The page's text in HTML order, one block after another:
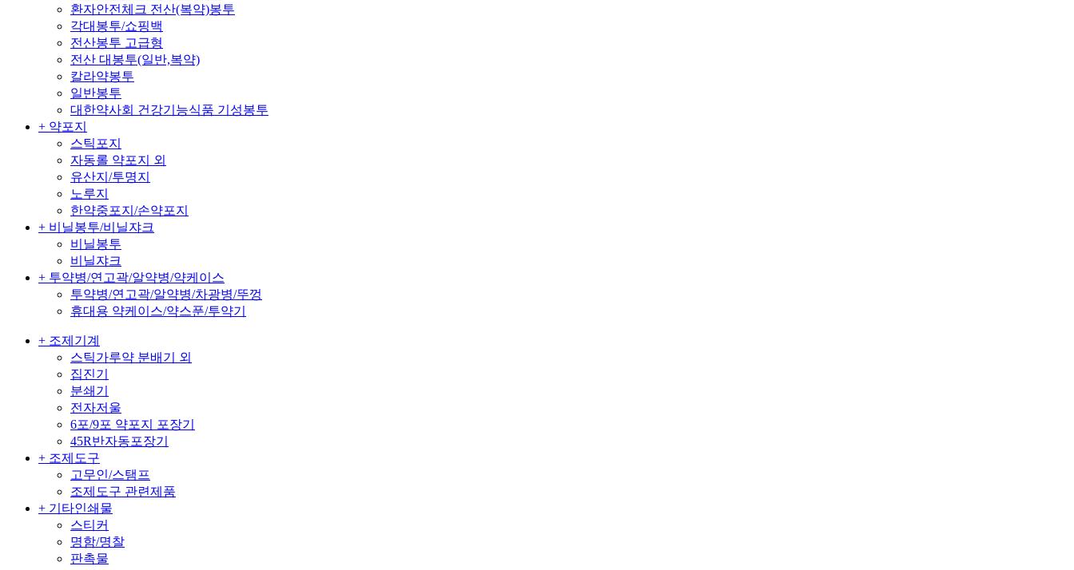
환자안전체크 전산(복약)봉투
각대봉투/쇼핑백
전산봉투 고급형
전산 대봉투(일반,복약)
칼라약봉투
일반봉투
대한약사회 건강기능식품 기성봉투
+ 약포지
스틱포지
자동롤 약포지 외
유산지/투명지
노루지
한약중포지/손약포지
+ 비닐봉투/비닐쟈크
비닐봉투
비닐쟈크
+ 투약병/연고곽/알약병/약케이스
투약병/연고곽/알약병/차광병/뚜껑
휴대용 약케이스/약스푼/투약기
+ 조제기계
스틱가루약 분배기 외
집진기
분쇄기
전자저울
6포/9포 약포지 포장기
45R반자동포장기
+ 조제도구
고무인/스탬프
조제도구 관련제품
+ 기타인쇄물
스티커
명함/명찰
판촉물